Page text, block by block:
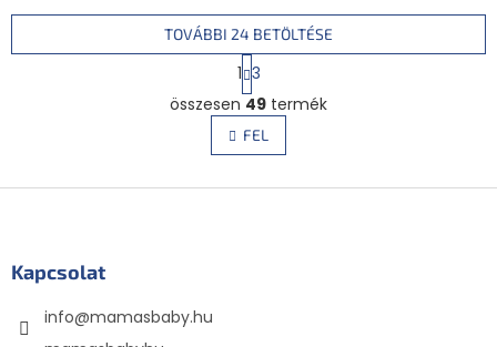
L
i
s
t
TOVÁBBI 24 BETÖLTÉSE
L
a
p
o
z
á
1 3
összesen 49 termék
FEL
Kapcsolat
info@mamasbaby.hu